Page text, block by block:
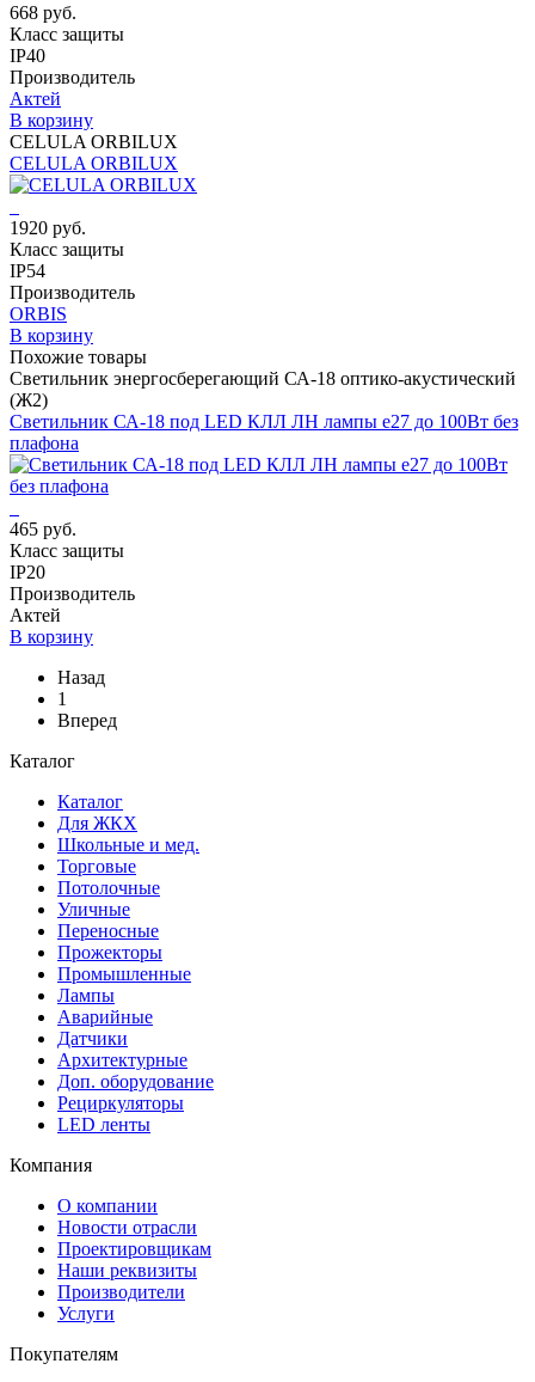
668 руб.
Класс защиты
IP40
Производитель
Актей
В корзину
CELULA ORBILUX
CELULA ORBILUX
1920 руб.
Класс защиты
IP54
Производитель
ORBIS
В корзину
Похожие товары
Светильник энергосберегающий СА-18 оптико-акустический
(Ж2)
Светильник СА-18 под LED КЛЛ ЛН лампы е27 до 100Вт без
плафона
465 руб.
Класс защиты
IP20
Производитель
Актей
В корзину
Назад
1
Вперед
Каталог
Каталог
Для ЖКХ
Школьные и мед.
Торговые
Потолочные
Уличные
Переносные
Прожекторы
Промышленные
Лампы
Аварийные
Датчики
Архитектурные
Доп. оборудование
Рециркуляторы
LED ленты
Компания
О компании
Новости отрасли
Проектировщикам
Наши реквизиты
Производители
Услуги
Покупателям